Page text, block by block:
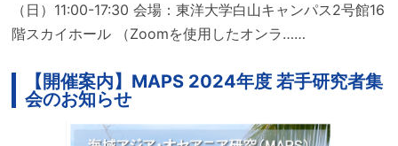
（日）11:00-17:30 会場：東洋大学白山キャンパス2号館16
階スカイホール （Zoomを使用したオンラ……
【開催案内】MAPS 2024年度 若手研究者集
会のお知らせ